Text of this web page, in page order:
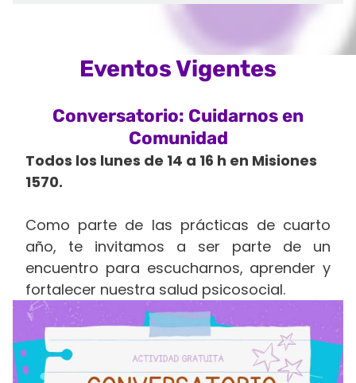
Eventos Vigentes
Conversatorio: Cuidarnos en
Comunidad
Todos los lunes de 14 a 16 h en Misiones
1570.
Como parte de las prácticas de cuarto
año, te invitamos a ser parte de un
encuentro para escucharnos, aprender y
fortalecer nuestra salud psicosocial.